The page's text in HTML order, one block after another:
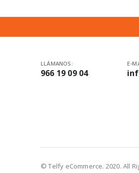
LLÁMANOS:
966 19 09 04
E-
© Telfy eCommerce. 2020. All